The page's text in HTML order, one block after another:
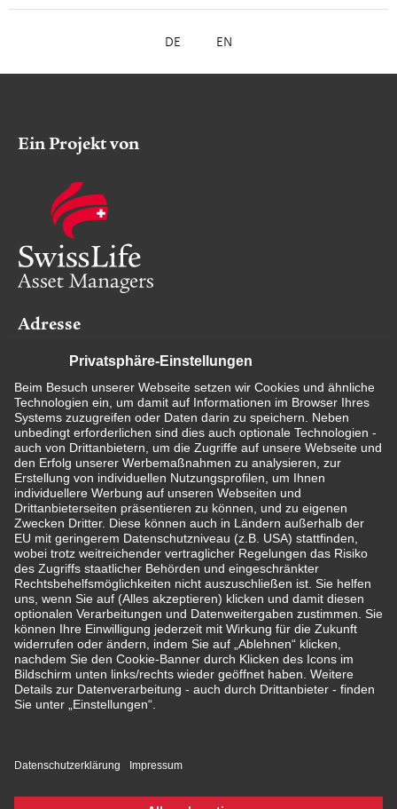
DE EN
Ein Projekt von
Adresse
Darmstädter Landstraße 125
60598 Frankfurt
Rechtliche Hinweise
Impressum
Rechtliche Hinweise/ Disclaimer
Datenschutzerklärung
Barrierefreiheit